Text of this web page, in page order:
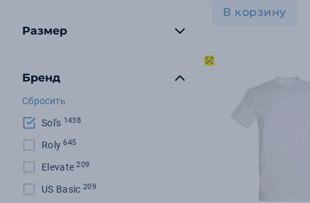
Размер
Бренд
Сбросить
Sol's 1438
Roly 645
Elevate 209
US Basic 209
В корзину